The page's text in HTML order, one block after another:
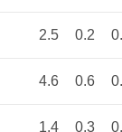
2.5 0.2
4.6 0.6
1.4 0.3